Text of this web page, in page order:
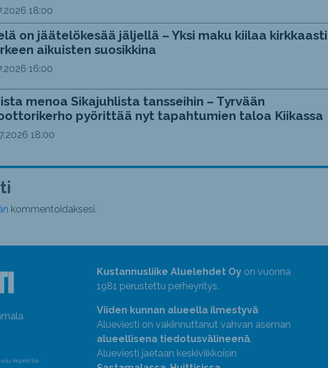
18:00
on jäätelökesää jäljellä – Yksi maku kiilaa kirkkaasti
aikuisten suosikkina
16:00
menoa Sikajuhlista tansseihin – Tyrvään
pyörittää nyt tapahtumien taloa Kiikassa
18:00
kommentoidaksesi.
(mpm) tai
Kustannusliike Aluelehdet Oyon vuonna
1981 perustettu perheyritys.
Viiden kunnan alueella ilmestyvä
Alueviesti on vakiinnuttanut vahvan aseman
alueellisena tiedotusvälineenä.
Alueviesti jaetaan keskiviikkoisin